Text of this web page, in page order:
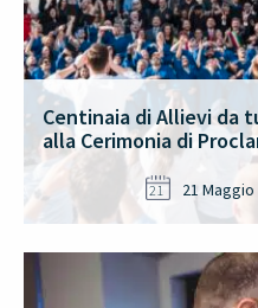
Centinaia di Allievi
alla Cerimonia di
21 21 Maggio